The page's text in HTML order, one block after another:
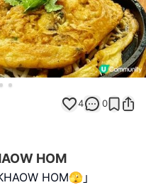
4 0
HOM
HOM🫣｣